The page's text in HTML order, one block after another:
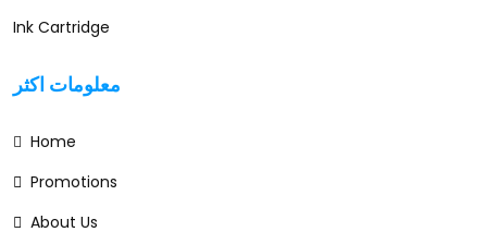
Ink Cartridge
معلومات اكثر
Home
Promotions
About Us